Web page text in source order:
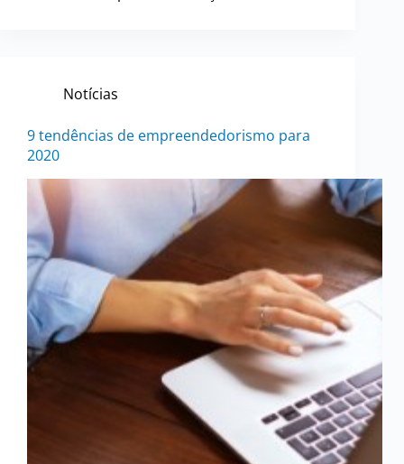
Notícias
9 tendências de empreendedorismo para
2020